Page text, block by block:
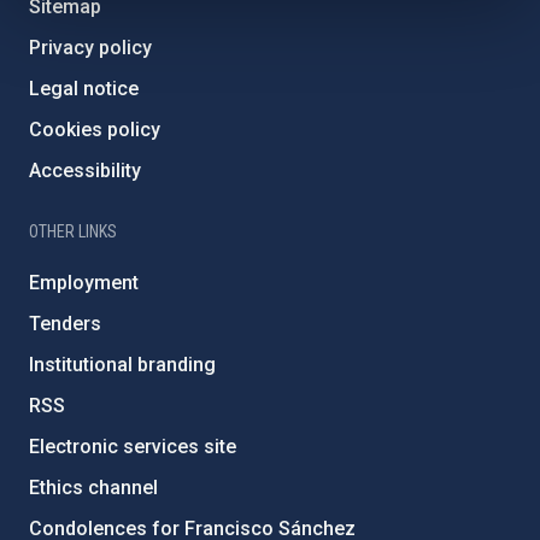
Sitemap
Privacy policy
Legal notice
Cookies policy
Accessibility
OTHER LINKS
Employment
Tenders
Institutional branding
RSS
Electronic services site
Ethics channel
Condolences for Francisco Sánchez